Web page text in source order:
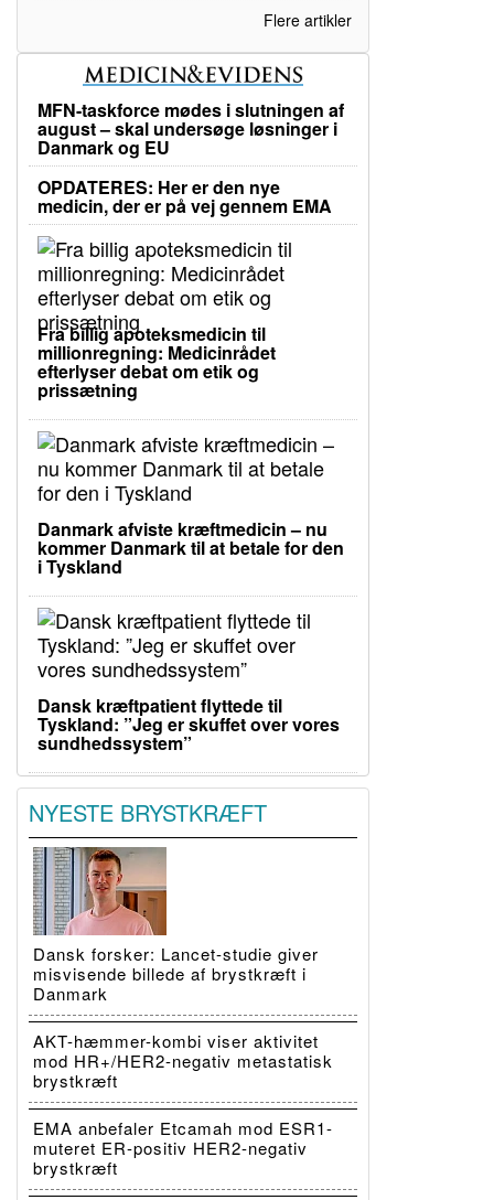
Flere artikler
MFN-taskforce mødes i slutningen af
august – skal undersøge løsninger i
Danmark og EU
OPDATERES: Her er den nye
medicin, der er på vej gennem EMA
Fra billig apoteksmedicin til
millionregning: Medicinrådet
efterlyser debat om etik og
prissætning
Danmark afviste kræftmedicin – nu
kommer Danmark til at betale for den
i Tyskland
Dansk kræftpatient flyttede til
Tyskland: ”Jeg er skuffet over vores
sundhedssystem”
NYESTE BRYSTKRÆFT
Dansk forsker: Lancet-studie giver
misvisende billede af brystkræft i
Danmark
AKT-hæmmer-kombi viser aktivitet
mod HR+/HER2-negativ metastatisk
brystkræft
EMA anbefaler Etcamah mod ESR1-
muteret ER-positiv HER2-negativ
brystkræft